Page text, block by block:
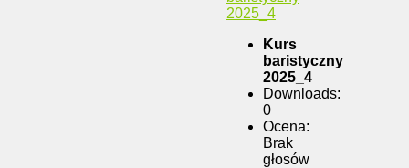
Kurs
baristyczny
2025_4
Downloads:
0
Ocena:
Brak
głosów